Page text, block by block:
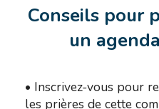
Conseils pour
un
• Inscrivez-vous pour
les prières de cette